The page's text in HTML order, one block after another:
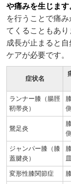
や痛みを生じます
を行うことで痛
てくることもあり
成長が止まると
ケアが必要です。
症状名
ランナー膝（腸脛
靭帯炎）
側
鵞足炎
側
ジャンパー膝（膝
蓋腱炎）
変形性膝関節症